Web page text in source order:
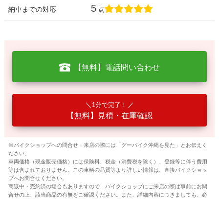
納車までの対応 5 点
【無料】電話問い合わせ
1分で完了！
【無料】見積・在庫確認
※バイクショップへの問合せ・来店の際には「グーバイク沖縄を見た」とお伝えく
ださい。
車両価格（現金販売価格）には保険料、税金（消費税を除く）、登録等に伴う費用
等は含まれておりません。この車輌の品質等より詳しい情報は、直接バイクショッ
プへお問合せください。
商談中・売約済の場合もありますので、バイクショップにご来店の際は事前にお問
合せの上、該当商品の有無をご確認ください。また、詳細内容につきましても、必